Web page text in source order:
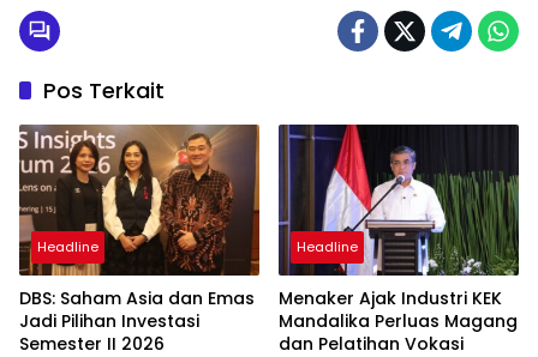
Pos Terkait
Headline
DBS: Saham Asia dan Emas
Jadi Pilihan Investasi
Semester II 2026
Headline
Menaker Ajak Industri KEK
Mandalika Perluas Magang
dan Pelatihan Vokasi